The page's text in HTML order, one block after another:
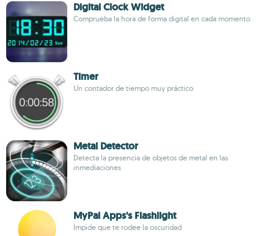
Digital Clock Widget
Comprueba la hora de forma digital en cada momento
Timer
Un contador de tiempo muy práctico
Metal Detector
Detecta la presencia de objetos de metal en las
inmediaciones
MyPal Apps's Flashlight
Impide que te rodee la oscuridad